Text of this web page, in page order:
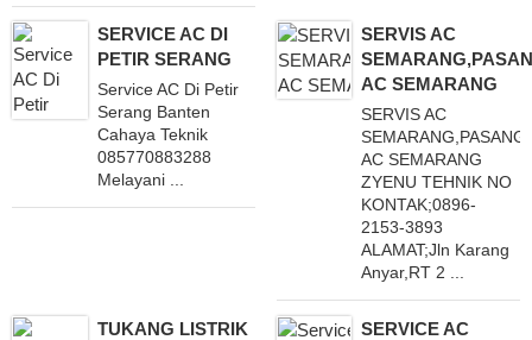
SERVICE AC DI
PETIR SERANG
Service AC Di Petir
Serang Banten
Cahaya Teknik
085770883288
Melayani ...
SERVIS AC
AC SEMARANG
SERVIS AC
SEMARANG,PASANG
AC SEMARANG
ZYENU TEHNIK NO
KONTAK;0896-
2153-3893
ALAMAT;Jln Karang
Anyar,RT 2 ...
TUKANG LISTRIK
SERVICE AC